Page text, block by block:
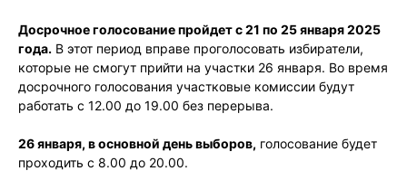
Досрочное голосование пройдет с 21 по 25 января 2025
года. В этот период вправе проголосовать избиратели,
которые не смогут прийти на участки 26 января. Во время
досрочного голосования участковые комиссии будут
работать с 12.00 до 19.00 без перерыва.
26 января, в основной день выборов, голосование будет
проходить с 8.00 до 20.00.